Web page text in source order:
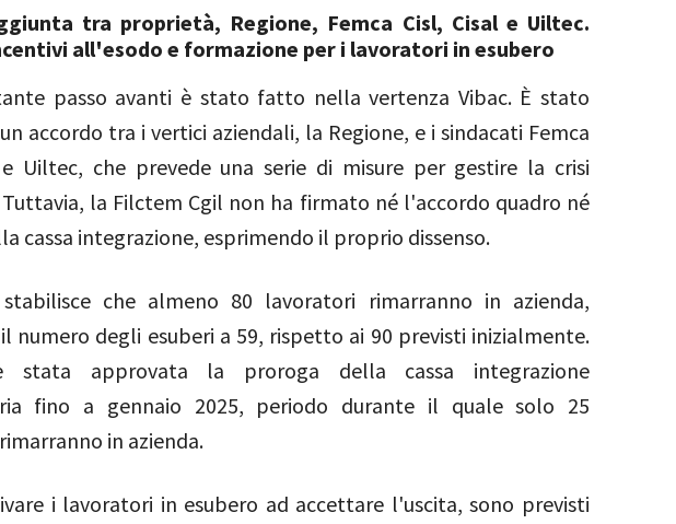
tra proprietà, Regione, Femca Cisl, Cisal e Uiltec.
all'esodo e formazione per i lavoratori in esubero
passo avanti è stato fatto nella vertenza Vibac. È stato
accordo tra i vertici aziendali, la Regione, e i sindacati Femca
e Uiltec, che prevede una serie di misure per gestire la crisi
Tuttavia, la Filctem Cgil non ha firmato né l'accordo quadro né
cassa integrazione, esprimendo il proprio dissenso.
stabilisce che almeno 80 lavoratori rimarranno in azienda,
numero degli esuberi a 59, rispetto ai 90 previsti inizialmente.
stata approvata la proroga della cassa integrazione
fino a gennaio 2025, periodo durante il quale solo 25
in azienda.
i lavoratori in esubero ad accettare l'uscita, sono previsti